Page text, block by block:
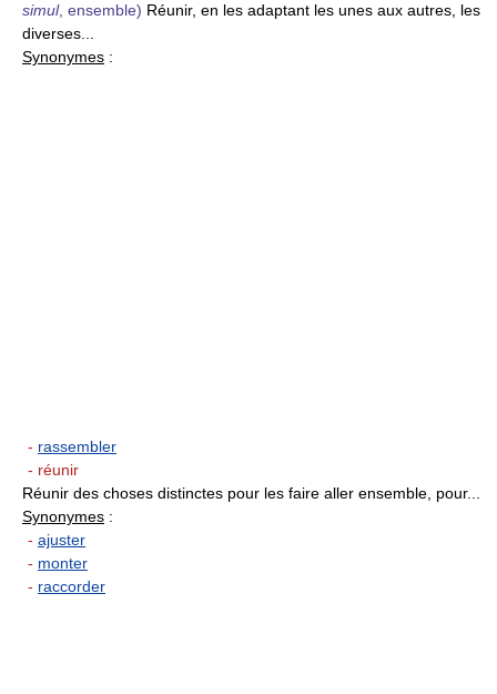
simul, ensemble) Réunir, en les adaptant les unes aux autres, les
diverses...
Synonymes :
- rassembler
- réunir
Réunir des choses distinctes pour les faire aller ensemble, pour...
Synonymes :
- ajuster
- monter
- raccorder